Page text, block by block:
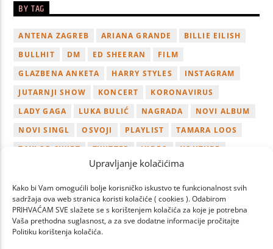
Upravljanje kolačićima
Kako bi Vam omogućili bolje korisničko iskustvo te funkcionalnost svih
sadržaja ova web stranica koristi kolačiće ( cookies ). Odabirom
PRIHVAĆAM SVE slažete se s korištenjem kolačića za koje je potrebna
Vaša prethodna suglasnost, a za sve dodatne informacije pročitajte
Politiku korištenja kolačića.
BY TAG
ANTENA ZAGREB ARIANA GRANDE
BILLIE EILISH
BULLHIT
DM ED SHEERAN
FILM
GLAZBENA ANKETA
HARRY STYLES
INSTAGRAM
JUTARNJI SHOW
KONCERT
KORONAVIRUS
LADY GAGA
LUKA BULIĆ NAGRADA
NOVI ALBUM
NOVI SINGL
OSVOJI PLAYLIST
TAMARA LOOS
TAYLOR SWIFT
TWITTER VIDEO
YOUTUBE